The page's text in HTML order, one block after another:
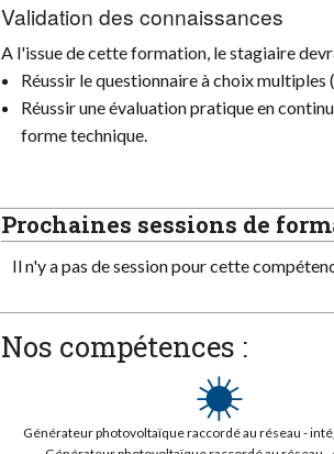
Validation des connaissances
A l'issue de cette formation, le stagiaire
Réussir le questionnaire à choix
Réussir une évaluation pratique en
forme technique.
Prochaines sessions de
Il n'y a pas de session pour cette
Nos compétences :
Générateur photovoltaïque raccordé au réseau -